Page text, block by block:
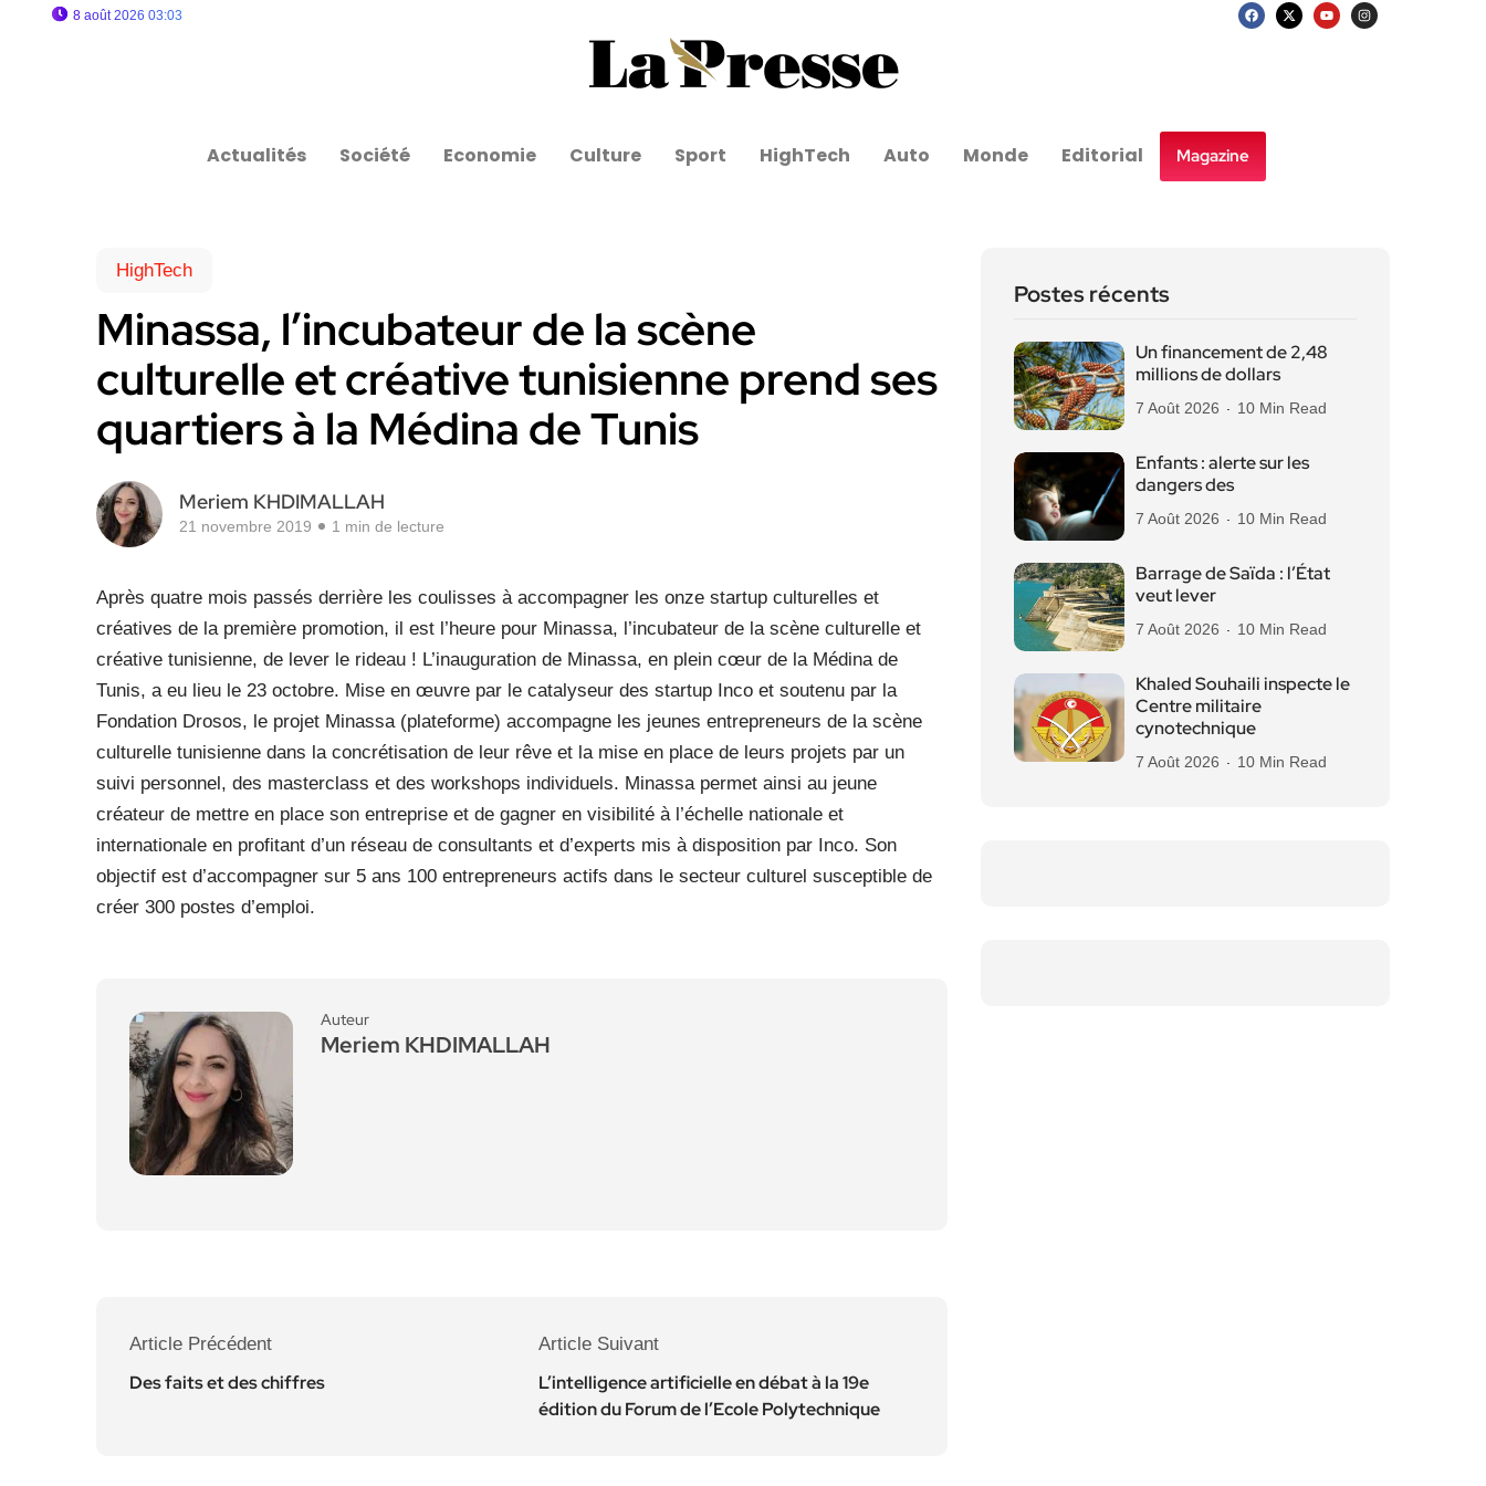
8 août 2026 03:03
Actualités Société Economie Culture Sport HighTech Auto Monde Editorial Magazine
HighTech
Minassa, l’incubateur de la scène
culturelle et créative tunisienne prend ses
quartiers à la Médina de Tunis
Meriem KHDIMALLAH
21 novembre 2019 1 min de lecture
Après quatre mois passés derrière les coulisses à accompagner les onze startup culturelles et
créatives de la première promotion, il est l’heure pour Minassa, l’incubateur de la scène culturelle et
créative tunisienne, de lever le rideau ! L’inauguration de Minassa, en plein cœur de la Médina de
Tunis, a eu lieu le 23 octobre. Mise en œuvre par le catalyseur des startup Inco et soutenu par la
Fondation Drosos, le projet Minassa (plateforme) accompagne les jeunes entrepreneurs de la scène
culturelle tunisienne dans la concrétisation de leur rêve et la mise en place de leurs projets par un
suivi personnel, des masterclass et des workshops individuels. Minassa permet ainsi au jeune
créateur de mettre en place son entreprise et de gagner en visibilité à l’échelle nationale et
internationale en profitant d’un réseau de consultants et d’experts mis à disposition par Inco. Son
objectif est d’accompagner sur 5 ans 100 entrepreneurs actifs dans le secteur culturel susceptible de
créer 300 postes d’emploi.
Auteur
Meriem KHDIMALLAH
Article Précédent
Des faits et des chiffres
Article Suivant
L’intelligence artificielle en débat à la 19e
édition du Forum de l’Ecole Polytechnique
Postes récents
Un financement de 2,48
millions de dollars
7 Août 2026 10 Min Read
Enfants : alerte sur les
dangers des
7 Août 2026 10 Min Read
Barrage de Saïda : l’État
veut lever
7 Août 2026 10 Min Read
Khaled Souhaili inspecte le
Centre militaire
cynotechnique
7 Août 2026 10 Min Read